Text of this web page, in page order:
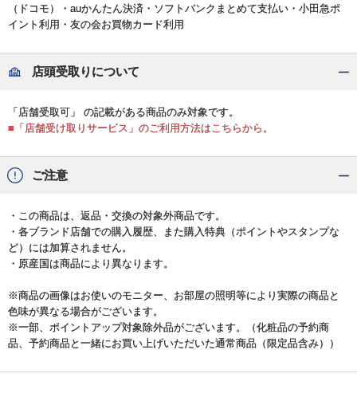
（ドコモ）・auかんたん決済・ソフトバンクまとめて支払い・小田急ポ
イント利用・友の会お買物カード利用
店頭受取りについて
「店舗受取可」 の記載がある商品のみ対象です。
■「店舗受け取りサービス」のご利用方法はこちらから。
ご注意
・この商品は、返品・交換の対象外商品です。
・各ブランド店舗での購入履歴、また購入特典（ポイントやスタンプな
ど）には加算されません。
・原産国は商品により異なります。
※商品の画像はお使いのモニター、お部屋の照明等により実際の商品と
色味が異なる場合がございます。
※一部、ポイントアップ対象除外品がございます。（化粧品の予約商
品、予約商品と一緒にお買い上げいただいた通常商品（限定品含み））